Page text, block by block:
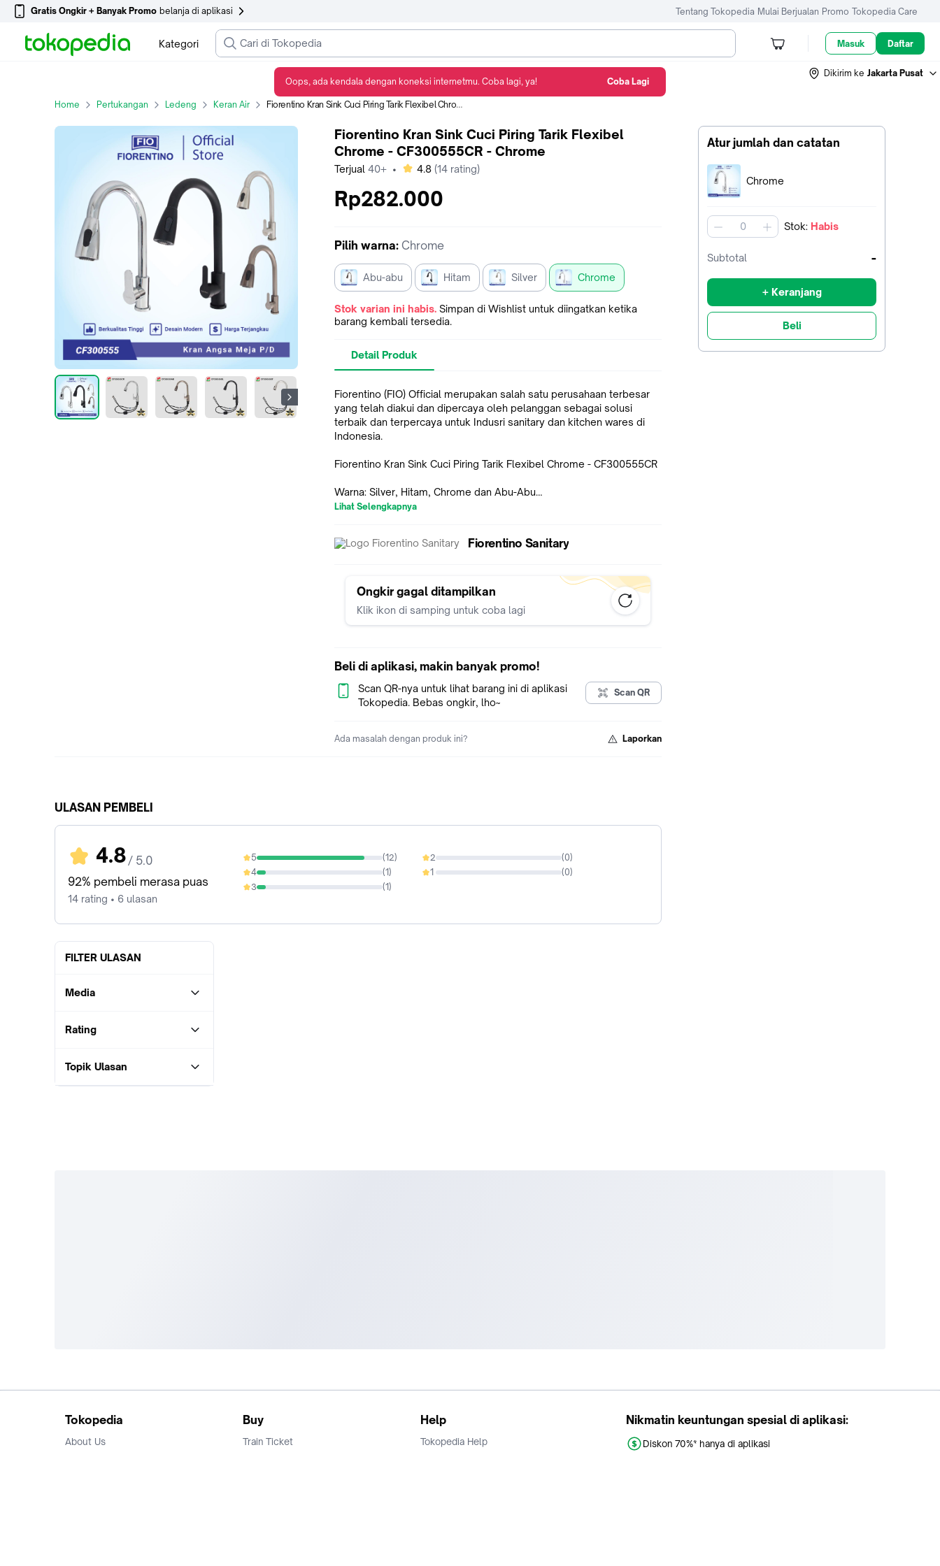
Gratis Ongkir + Banyak Promo belanja di aplikasi Tentang Tokopedia Mulai Berjualan Promo Tokopedia Care
Kategori Masuk Daftar
Dikirim ke Jakarta Pusat
Home Pertukangan Ledeng Keran Air Fiorentino Kran Sink Cuci Piring Tarik Flexibel Chrome - CF300555CR - Chrome
Atur jumlah dan catatan
Terpilih:
Chrome
jumlah Stok: Habis
Subtotal -
+ Keranjang
Beli
Fiorentino Kran Sink Cuci Piring Tarik Flexibel
Chrome - CF300555CR - Chrome
Terjual 40+ • bintang
4.8 (14 rating)
Rp282.000
Pilih warna: Chrome
Abu-abu Hitam Silver Chrome
Stok varian ini habis. Simpan di Wishlist untuk diingatkan ketika
barang kembali tersedia.
Detail Produk
Fiorentino (FIO) Official merupakan salah satu perusahaan terbesar
yang telah diakui dan dipercaya oleh pelanggan sebagai solusi
terbaik dan terpercaya untuk Indusri sanitary dan kitchen wares di
Indonesia.
Fiorentino Kran Sink Cuci Piring Tarik Flexibel Chrome - CF300555CR
Warna: Silver, Hitam, Chrome dan Abu-Abu
Bahan: Stainless Finishing
(dipanjangkan) sesuai keinginan.
Kran ini sangat cocok untuk bak cuci piring, wastafel atau tempat
cuci tangan dirumah anda.
Dengan model dan tampilan elegan serta harga yang terjangkau.
Ukuran lobang meja 1 1/4 inchi (3 cm)
Mode keluaran air bisa di switch
dan dilepas akan kembali ke posisi semula.
Lihat Selengkapnya
Fiorentino Sanitary
Ongkir gagal ditampilkan
Klik ikon di samping untuk coba lagi
Beli di aplikasi, makin banyak promo!
Scan QR-nya untuk lihat barang ini di aplikasi
Tokopedia. Bebas ongkir, lho~
Scan QR
Ada masalah dengan produk ini? Laporkan
ULASAN PEMBELI
4.8 / 5.0
92% pembeli merasa puas
14 rating • 6 ulasan
5 (12)
85.71%
4 (1)
7.14%
3 (1)
7.14%
2 (0)
0%
1 (0)
0%
FILTER ULASAN
Media
Rating
Topik Ulasan
Tokopedia
About Us
Buy
Train Ticket
Help
Tokopedia Help
Nikmatin keuntungan spesial di aplikasi:
Diskon 70%* hanya di aplikasi
Oops, ada kendala dengan koneksi internetmu. Coba lagi, ya! Coba Lagi